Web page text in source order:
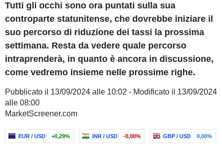
Tutti gli occhi sono ora puntati sulla sua
controparte statunitense, che dovrebbe iniziare il
suo percorso di riduzione dei tassi la prossima
settimana. Resta da vedere quale percorso
intraprenderà, in quanto è ancora in discussione,
come vedremo insieme nelle prossime righe.
Pubblicato il 13/09/2024 alle 10:02 - Modificato il 13/09/2024
alle 08:00
MarketScreener.com
EUR / USD +0,29% INR / USD -0,00% GBP / USD 0,00%